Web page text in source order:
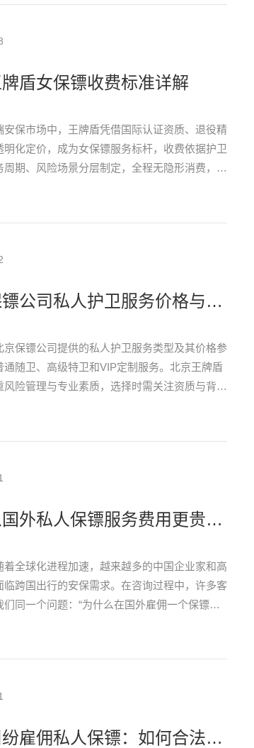
盾女保镖收费标准详解
安保市场中，王牌盾凭借国际认证资质、退役精
明化定价，成为女保镖服务标杆，收费依据护卫
周期、风险场景分层制定，全程无隐形消费，每
北京保镖公司私人护卫服务价格与选择指南
京保镖公司提供的私人护卫服务类型及其价格参
通随卫、高级特卫和VIP定制服务。北京王牌盾
风险管理与专业素质，选择时需关注资质与背
为什么国外私人保镖服务费用更贵？王牌盾：专业壁垒决定价值高度
着全球化进程加速，越来越多的中国企业家和高
临跨国出行的安保需求。在咨询过程中，许多客
们同一个问题：“为什么在国外雇佣一个保镖，
财产纠纷雇佣私人保镖：如何合法有效地保护自己